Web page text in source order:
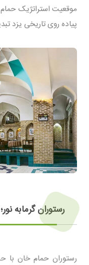
موقعیت استراتژیک
پیاده روی تاریخی یزد
رستوران گرمابه